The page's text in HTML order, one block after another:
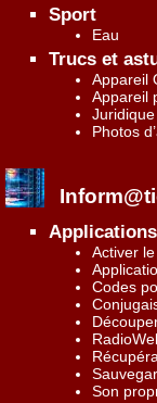
Sport
Eau
Trucs et
Appareil
Appareil
Juridique
Photos
Applications
Activer
Codes
Son